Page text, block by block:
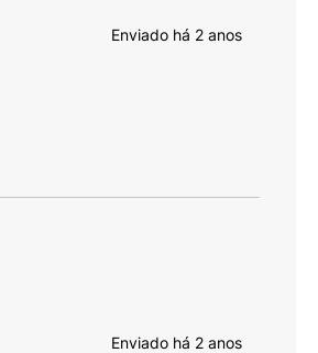
Enviado há 2 anos
Enviado há 2 anos